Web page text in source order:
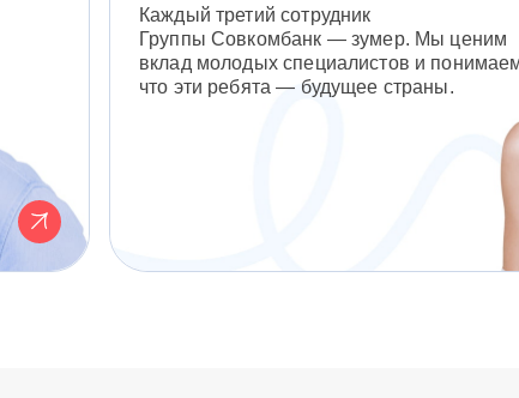
Каждый третий сотрудник
Группы Совкомбанк — зумер. Мы ценим
вклад молодых специалистов и
что эти ребята — будущее страны.